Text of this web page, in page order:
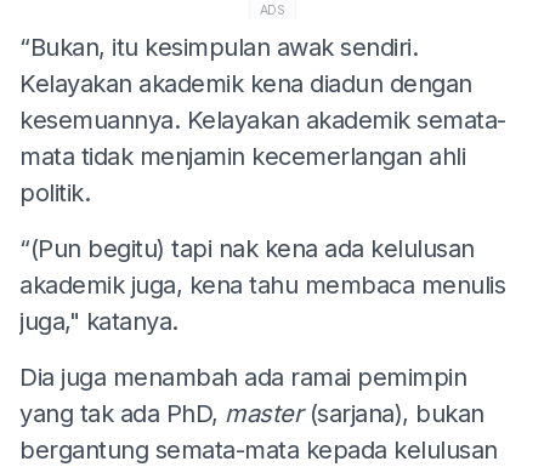
ADS
“Bukan, itu kesimpulan awak sendiri.
Kelayakan akademik kena diadun dengan
kesemuannya. Kelayakan akademik semata-
mata tidak menjamin kecemerlangan ahli
politik.
“(Pun begitu) tapi nak kena ada kelulusan
akademik juga, kena tahu membaca menulis
juga," katanya.
Dia juga menambah ada ramai pemimpin
yang tak ada PhD, master(sarjana), bukan
bergantung semata-mata kepada kelulusan